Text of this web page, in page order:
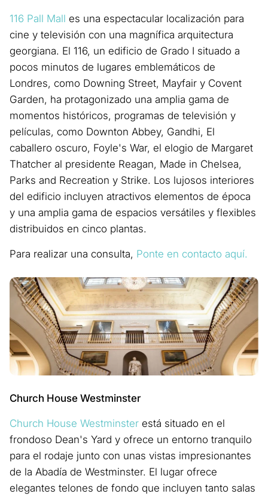
116 Pall Mall es una espectacular localización para
cine y televisión con una magnífica arquitectura
georgiana. El 116, un edificio de Grado I situado a
pocos minutos de lugares emblemáticos de
Londres, como Downing Street, Mayfair y Covent
Garden, ha protagonizado una amplia gama de
momentos históricos, programas de televisión y
películas, como Downton Abbey, Gandhi, El
caballero oscuro, Foyle's War, el elogio de Margaret
Thatcher al presidente Reagan, Made in Chelsea,
Parks and Recreation y Strike. Los lujosos interiores
del edificio incluyen atractivos elementos de época
y una amplia gama de espacios versátiles y flexibles
distribuidos en cinco plantas.
Para realizar una consulta, Ponte en contacto aquí.
Church House Westminster
Church House Westminster está situado en el
frondoso Dean's Yard y ofrece un entorno tranquilo
para el rodaje junto con unas vistas impresionantes
de la Abadía de Westminster. El lugar ofrece
elegantes telones de fondo que incluyen tanto salas